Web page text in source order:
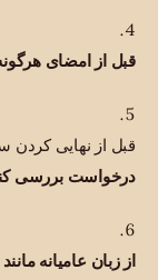
قبل از امضای
قبل از نهایی کردن
درخواست بررسی
از زبان عامیانه